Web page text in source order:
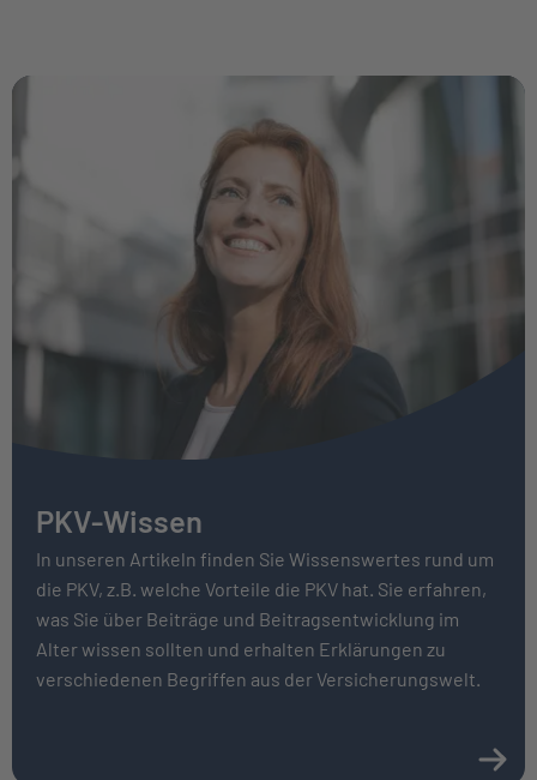
Weiter zu PKV-Wissen
PKV-Wissen
In unseren Artikeln finden Sie Wissenswertes rund um
die PKV, z.B. welche Vorteile die PKV hat. Sie erfahren,
was Sie über Bei­träge und Beitrags­entwicklung im
Alter wissen sollten und erhalten Erklärungen zu
verschiedenen Begriffen aus der Versicherungswelt.